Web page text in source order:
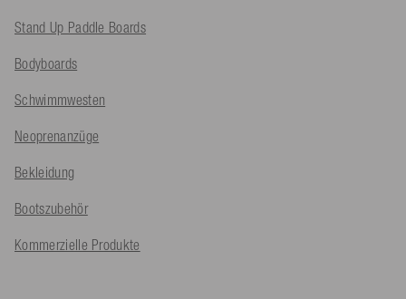
Stand Up Paddle Boards
Bodyboards
Schwimmwesten
Neoprenanzüge
Bekleidung
Bootszubehör
Kommerzielle Produkte